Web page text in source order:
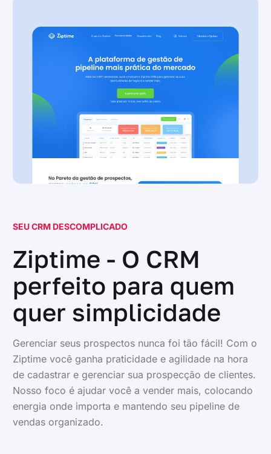
SEU CRM DESCOMPLICADO
Ziptime - O CRM
perfeito para quem
quer simplicidade
Gerenciar seus prospectos nunca foi tão fácil! Com o
Ziptime você ganha praticidade e agilidade na hora
de cadastrar e gerenciar sua prospecção de clientes.
Nosso foco é ajudar você a vender mais, colocando
energia onde importa e mantendo seu pipeline de
vendas organizado.